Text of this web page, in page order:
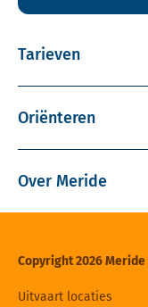
Tarieven
Oriënteren
Over Meride
Copyright 2026 Meride
Uitvaart locaties